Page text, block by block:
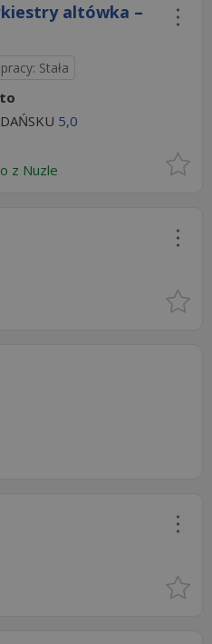
altówka –
Stała
5,0
z Nuzle